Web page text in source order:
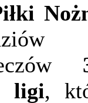
ligi,